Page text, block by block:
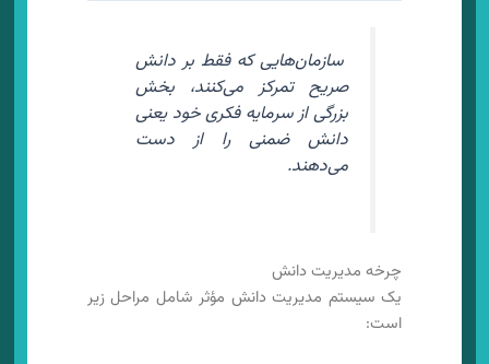
سازمان‌هایی که فقط بر دانش
صریح تمرکز می‌کنند، بخش
بزرگی از سرمایه فکری خود یعنی
دانش ضمنی را از دست
می‌دهند.
چرخه مدیریت دانش
یک سیستم مدیریت دانش مؤثر شامل مراحل زیر
است: